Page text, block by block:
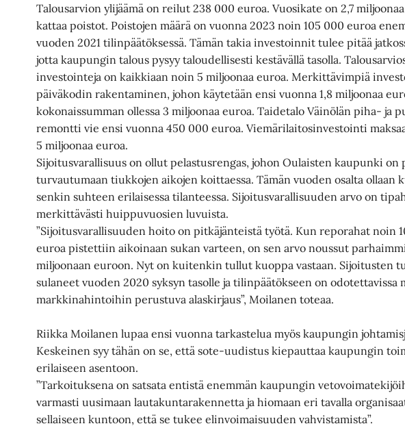
Talousarvion ylijäämä on reilut 238 000 euroa. Vuosikate on 2,7
kattaa poistot. Poistojen määrä on vuonna 2023 noin 105 000 euroa
vuoden 2021 tilinpäätöksessä. Tämän takia investoinnit tulee pitää
jotta kaupungin talous pysyy taloudellisesti kestävällä tasolla.
investointeja on kaikkiaan noin 5 miljoonaa euroa. Merkittävimpiä
päiväkodin rakentaminen, johon käytetään ensi vuonna 1,8 miljoonaa
kokonaissumman ollessa 3 miljoonaa euroa. Taidetalo Väinölän piha- ja
remontti vie ensi vuonna 450 000 euroa. Viemärilaitosinvestointi
5 miljoonaa euroa.
Sijoitusvarallisuus on ollut pelastusrengas, johon Oulaisten kaupunki on
turvautumaan tiukkojen aikojen koittaessa. Tämän vuoden osalta ollaan
senkin suhteen erilaisessa tilanteessa. Sijoitusvarallisuuden arvo on
merkittävästi huippuvuosien luvuista.
”Sijoitusvarallisuuden hoito on pitkäjänteistä työtä. Kun reporahat noin
euroa pistettiin aikoinaan sukan varteen, on sen arvo noussut
miljoonaan euroon. Nyt on kuitenkin tullut kuoppa vastaan. Sijoitusten
sulaneet vuoden 2020 syksyn tasolle ja tilinpäätökseen on odotettavissa
markkinahintoihin perustuva alaskirjaus”, Moilanen toteaa.
Riikka Moilanen lupaa ensi vuonna tarkastelua myös kaupungin
Keskeinen syy tähän on se, että sote-uudistus kiepauttaa kaupungin
erilaiseen asentoon.
”Tarkoituksena on satsata entistä enemmän kaupungin
varmasti uusimaan lautakuntarakennetta ja hiomaan eri tavalla
sellaiseen kuntoon, että se tukee elinvoimaisuuden vahvistamista”.